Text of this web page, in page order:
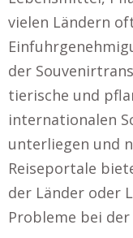
vielen Ländern
der
tierische und
internationalen
unterliegen und
Reiseportale
der Länder oder
Probleme bei